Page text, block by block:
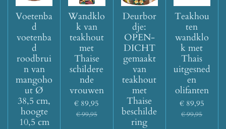
Voetenba
d
voetenba
d
roodbrui
n van
mangoho
ut Ø
38,5 cm,
hoogte
10,5 cm
Wandklo
k van
teakhout
met
Thaise
schildere
nde
vrouwen
€ 89,95
€ 99,95
Deurbor
dje:
OPEN-
DICHT
gemaakt
van
teakhout
met
Thaise
beschilde
ring
Teakhou
ten
wandklo
k met
Thais
uitgesned
en
olifanten
€ 89,95
€ 99,95